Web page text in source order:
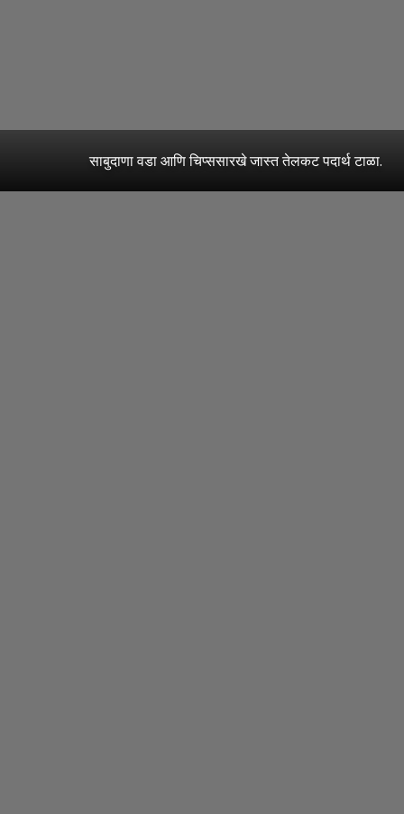
साबुदाणा वडा आणि चिप्ससारखे जास्त तेलकट पदार्थ टाळा.